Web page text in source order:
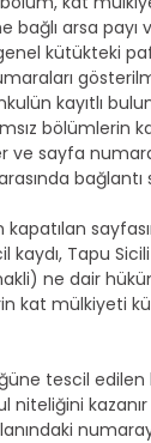
bağlı arsa
kütükteki
kayıtlı
bölümlerin
ve sayfa
bağlantı
kapatılan
kaydı, Tapu
ne dair
kat mülkiyeti
tescil edilen
niteliğini